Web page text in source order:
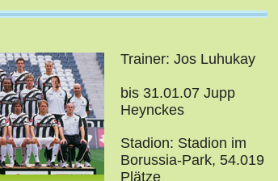
Trainer: Jos Luhukay
bis 31.01.07 Jupp
Heynckes
Stadion: Stadion im
Borussia-Park, 54.019
Plätze